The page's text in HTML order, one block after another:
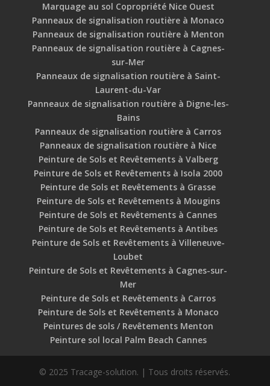
Marquage au sol Copropriété Nice Ouest
Panneaux de signalisation routière à Monaco
Panneaux de signalisation routière à Menton
Panneaux de signalisation routière à Cagnes-
sur-Mer
Panneaux de signalisation routière à Saint-
Laurent-du-Var
Panneaux de signalisation routière à Digne-les-
Bains
Panneaux de signalisation routière à Carros
Panneaux de signalisation routière à Nice
Peinture de Sols et Revêtements à Valberg
Peinture de Sols et Revêtements à Isola 2000
Peinture de Sols et Revêtements à Grasse
Peinture de Sols et Revêtements à Mougins
Peinture de Sols et Revêtements à Cannes
Peinture de Sols et Revêtements à Antibes
Peinture de Sols et Revêtements à Villeneuve-
Loubet
Peinture de Sols et Revêtements à Cagnes-sur-
Mer
Peinture de Sols et Revêtements à Carros
Peinture de Sols et Revêtements à Monaco
Peintures de sols / Revêtements Menton
Peinture sol local Palm Beach Cannes
© 2025 Tracage-solution. | Tous droits réservés.